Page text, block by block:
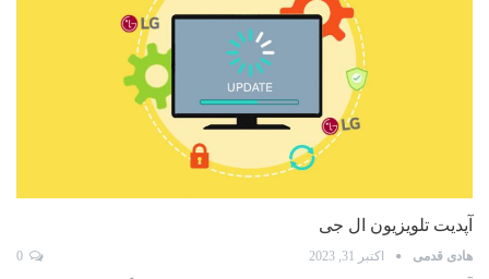
آپدیت تلویزیون ال جی
هادی قدمی اکتبر 31, 2023